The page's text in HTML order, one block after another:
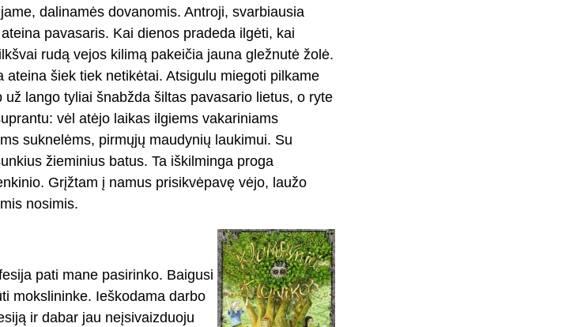
dalinamės dovanomis. Antroji, svarbiausia
pavasaris. Kai dienos pradeda ilgėti, kai
rudą vejos kilimą pakeičia jauna gležnutė žolė.
šiek tiek netikėtai. Atsigulu miegoti pilkame
lango tyliai šnabžda šiltas pavasario lietus, o ryte
vėl atėjo laikas ilgiems vakariniams
suknelėms, pirmųjų maudynių laukimui. Su
žieminius batus. Ta iškilminga proga
Grįžtam į namus prisikvėpavę vėjo, laužo
nosimis.
pati mane pasirinko. Baigusi
mokslininke. Ieškodama darbo
ir dabar jau neįsivaizduoju